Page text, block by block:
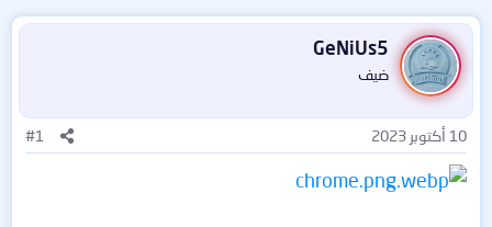
GeNiUs5
ضيف
10 أكتوبر 2023 #1